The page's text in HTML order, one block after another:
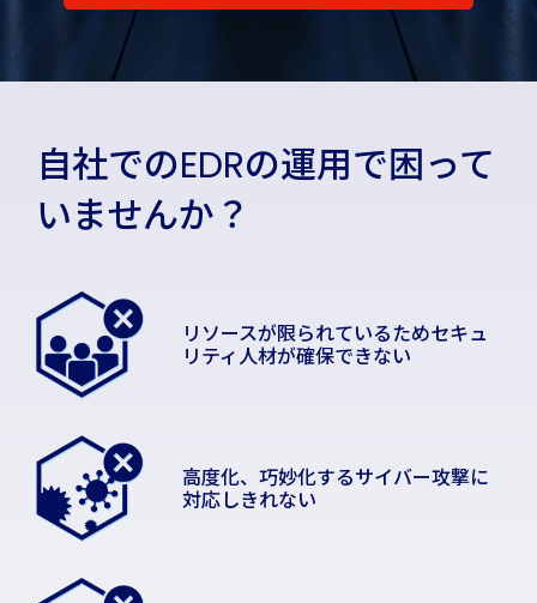
自社でのEDRの運用で困って
いませんか？
リソースが限られているためセキュ
リティ人材が確保できない
高度化、巧妙化するサイバー攻撃に
対応しきれない